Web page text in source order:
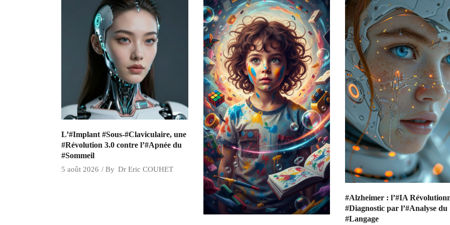
L’#Implant #Sous-#Claviculaire, une
#Révolution 3.0 contre l’#Apnée du
#Sommeil
5 août 2026 By Dr Eric COUHET
#Alzheimer : l’#IA
#Diagnostic par l’#Analyse du
#Langage